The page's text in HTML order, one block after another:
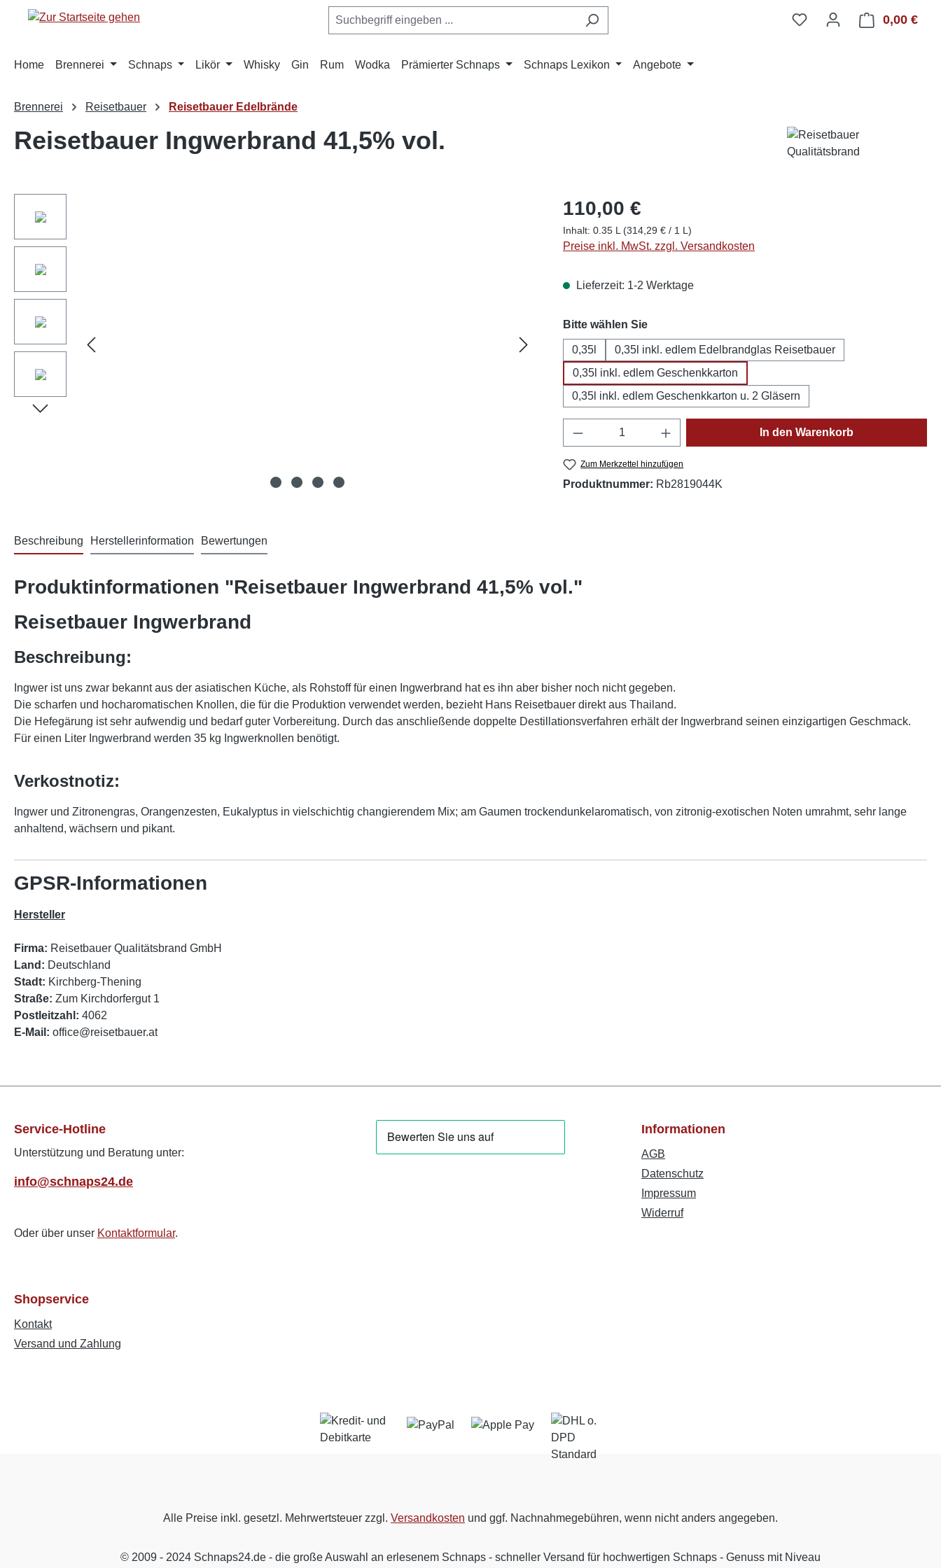
Zur Hauptnavigation springen 0,00 €
Home Brennerei Schnaps Likör Whisky Gin Rum Wodka Prämierter Schnaps Schnaps Lexikon Angebote
Brennerei Reisetbauer Reisetbauer Edelbrände
Reisetbauer Ingwerbrand 41,5% vol.
110,00 €
Inhalt: 0.35 L (314,29 € / 1 L)
Preise inkl. MwSt. zzgl. Versandkosten
Lieferzeit: 1-2 Werktage
Bitte wählen Sieauswählen
0,35l
0,35l inkl. edlem Edelbrandglas Reisetbauer
0,35l inkl. edlem Geschenkkarton
0,35l inkl. edlem Geschenkkarton u. 2 Gläsern
Produkt Anzahl: Gib den gewünschten Wert ein
In den Warenkorb
Zum Merkzettel hinzufügen
Produktnummer: Rb2819044K
Beschreibung Herstellerinformation Bewertungen
Produktinformationen "Reisetbauer Ingwerbrand 41,5% vol."
Reisetbauer Ingwerbrand
Beschreibung:
Ingwer ist uns zwar bekannt aus der asiatischen Küche, als Rohstoff für einen Ingwerbrand hat es ihn aber bisher noch nicht gegeben.
Die scharfen und hocharomatischen Knollen, die für die Produktion verwendet werden, bezieht Hans Reisetbauer direkt aus Thailand.
Die Hefegärung ist sehr aufwendig und bedarf guter Vorbereitung. Durch das anschließende doppelte Destillationsverfahren erhält der Ingwerbrand seinen einzigartigen Geschmack.
Für einen Liter Ingwerbrand werden 35 kg Ingwerknollen benötigt.
Verkostnotiz:
Ingwer und Zitronengras, Orangenzesten, Eukalyptus in vielschichtig changierendem Mix; am Gaumen trockendunkelaromatisch, von zitronig-exotischen Noten umrahmt, sehr lange
anhaltend, wächsern und pikant.
GPSR-Informationen
Hersteller
Firma: Reisetbauer Qualitätsbrand GmbH
Land: Deutschland
Stadt: Kirchberg-Thening
Straße: Zum Kirchdorfergut 1
Postleitzahl: 4062
E-Mail: office@reisetbauer.at
Service-Hotline
Unterstützung und Beratung unter:
info@schnaps24.de
Oder über unser Kontaktformular.
Informationen
AGB
Datenschutz
Impressum
Widerruf
Shopservice
Kontakt
Versand und Zahlung
Alle Preise inkl. gesetzl. Mehrwertsteuer zzgl. Versandkosten und ggf. Nachnahmegebühren, wenn nicht anders angegeben.
© 2009 - 2024 Schnaps24.de - die große Auswahl an erlesenem Schnaps - schneller Versand für hochwertigen Schnaps - Genuss mit Niveau